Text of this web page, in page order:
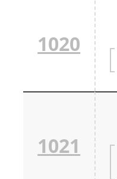
1020
1021